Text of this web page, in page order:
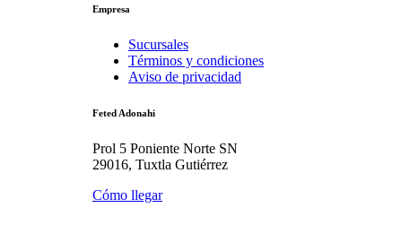
Empresa
Sucursales
Términos y condiciones
Aviso de privacidad
Feted Adonahi
Prol 5 Poniente Norte SN
29016, Tuxtla Gutiérrez
Cómo llegar